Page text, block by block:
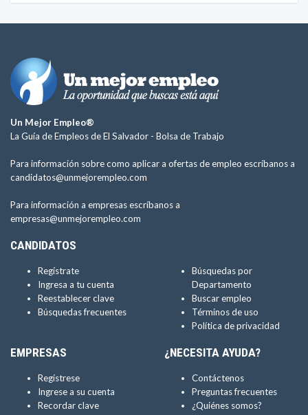
Un Mejor Empleo®
La Guía de Empleos de El Salvador - Bolsa de Trabajo
Para información sobre como aplicar a ofertas de empleo escríbanos a
candidatos@unmejorempleo.com
Para información a empresas escríbanos a
empresas@unmejorempleo.com
CANDIDATOS
Regístrate
Ingresa a tu cuenta
Reestablecer clave
Búsquedas frecuentes
Búsquedas por
Departamento
Buscar empleo
Términos de uso
Política de privacidad
EMPRESAS
Regístrese
Ingrese a su cuenta
Recordar clave
¿NECESITA AYUDA?
Contáctenos
Preguntas frecuentes
¿Quiénes somos?